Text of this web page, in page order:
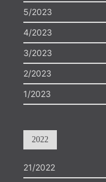
5/2023
4/2023
3/2023
2/2023
1/2023
2022
21/2022